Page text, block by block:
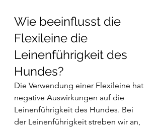
Wie beeinflusst die
Flexileine die
Leinenführigkeit des
Hundes?
Die Verwendung einer Flexileine hat
negative Auswirkungen auf die
Leinenführigkeit des Hundes. Bei
der Leinenführigkeit streben wir an,